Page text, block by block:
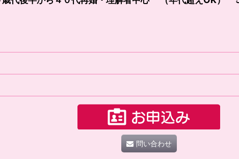
問い合わせ